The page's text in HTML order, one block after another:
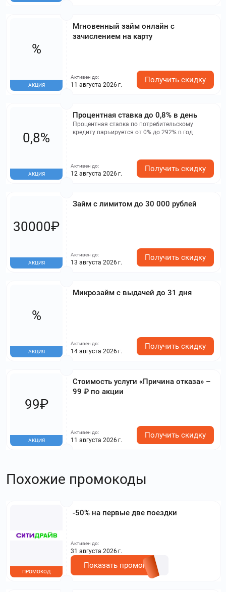
Мгновенный займ онлайн с
зачислением на карту
%
АКЦИЯ
Активен до:
11 августа 2026 г.
Получить скидку
Процентная ставка до 0,8% в день
Процентная ставка по потребительскому
кредиту варьируется от 0% до 292% в год
0,8%
АКЦИЯ
Активен до:
12 августа 2026 г.
Получить скидку
Займ с лимитом до 30 000 рублей
30000₽
АКЦИЯ
Активен до:
13 августа 2026 г.
Получить скидку
Микрозайм с выдачей до 31 дня
%
АКЦИЯ
Активен до:
14 августа 2026 г.
Получить скидку
Стоимость услуги «Причина отказа» –
99 ₽ по акции
99₽
АКЦИЯ
Активен до:
11 августа 2026 г.
Получить скидку
Похожие промокоды
-50% на первые две поездки
ПРОМОКОД
Активен до:
31 августа 2026 г.
Показать промокод